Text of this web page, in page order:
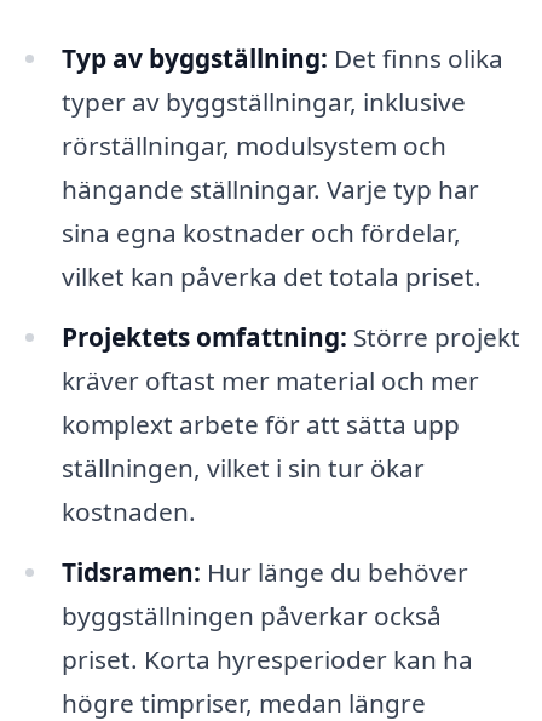
Typ av byggställning: Det finns olika
typer av byggställningar, inklusive
rörställningar, modulsystem och
hängande ställningar. Varje typ har
sina egna kostnader och fördelar,
vilket kan påverka det totala priset.
Projektets omfattning: Större projekt
kräver oftast mer material och mer
komplext arbete för att sätta upp
ställningen, vilket i sin tur ökar
kostnaden.
Tidsramen: Hur länge du behöver
byggställningen påverkar också
priset. Korta hyresperioder kan ha
högre timpriser, medan längre